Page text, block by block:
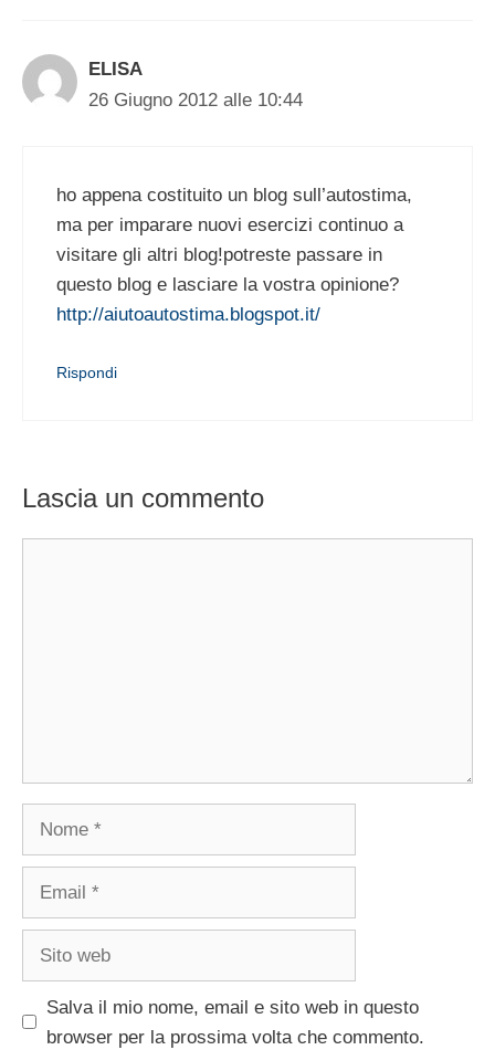
ELISA
26 Giugno 2012 alle 10:44
ho appena costituito un blog sull’autostima,
ma per imparare nuovi esercizi continuo a
visitare gli altri blog!potreste passare in
questo blog e lasciare la vostra opinione?
http://aiutoautostima.blogspot.it/
Rispondi
Lascia un commento
Nome
Email
Sito
Salva il mio nome, email e sito web in questo
browser per la prossima volta che commento.